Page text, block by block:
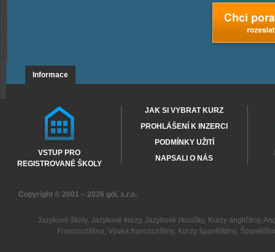
Informace
VSTUP PRO
REGISTROVANÉ ŠKOLY
JAK SI VYBRAT KURZ
PROHLÁŠENÍ K INZERCI
PODMÍNKY UŽITÍ
NAPSALI O NÁS
Copyright © 2001 – 2026 gdi, s.r.o.
Jazykové školy, Jazykové kurzy, Jazykové zkoušky, Kurzy angličtiny,
Francouzština,Výuka francouzštiny, Kurzy španělštiny,